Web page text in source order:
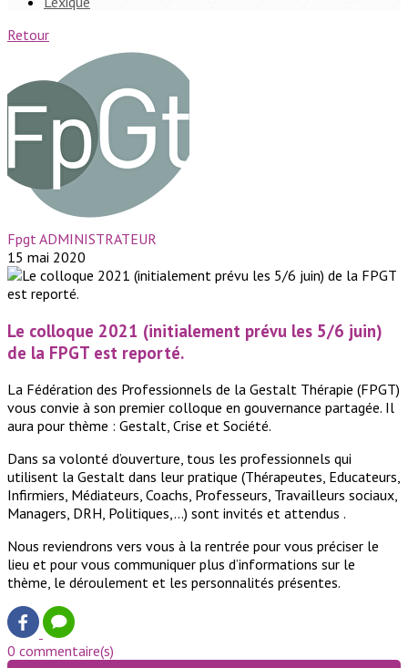
Retour
Fpgt ADMINISTRATEUR
15 mai 2020
Le colloque 2021 (initialement prévu les 5/6 juin)
de la FPGT est reporté.
La Fédération des Professionnels de la Gestalt Thérapie (FPGT)
vous convie à son premier colloque en gouvernance partagée. Il
aura pour thème : Gestalt, Crise et Société.
Dans sa volonté d’ouverture, tous les professionnels qui
utilisent la Gestalt dans leur pratique (Thérapeutes, Educateurs,
Infirmiers, Médiateurs, Coachs, Professeurs, Travailleurs sociaux,
Managers, DRH, Politiques,...) sont invités et attendus .
Nous reviendrons vers vous à la rentrée pour vous préciser le
lieu et pour vous communiquer plus d’informations sur le
thème, le déroulement et les personnalités présentes.
0 commentaire(s)